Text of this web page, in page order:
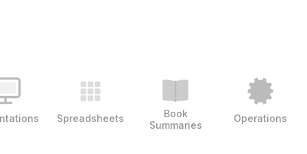
Spreadsheets
Book
Summaries
Operations